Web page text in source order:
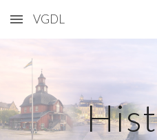
Skip to main content
VGDL